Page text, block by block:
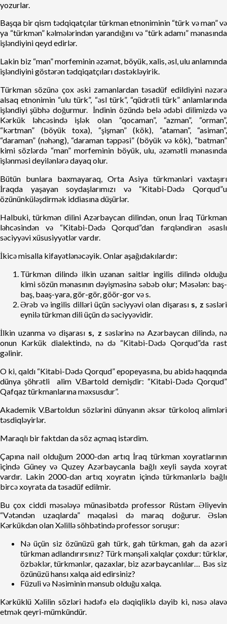
yozurlar.
Başqa bir qism tədqiqatçılar türkman etnoniminin “türk və man” və
ya “türkmən” kəlmələrindən yarandığını və “türk adamı” mənasında
işləndiyini qeyd edirlər.
Lakin biz “man” morfeminin əzəmət, böyük, xalis, əsl, ulu anlamında
işləndiyini göstərən tədqiqatçıları dəstəkləyirik.
Türkman sözünə çox əski zamanlardan təsadüf edildiyini nəzərə
alsaq etnonimin “ulu türk”, “əsl türk”, “qüdrətli türk” anlamlarında
işləndiyi şübhə doğurmur. İndinin özündə belə ədəbi dilimizdə və
Kərkük ləhcəsində işlək olan “qocaman”, “azman”, “orman”,
“kərtman” (böyük toxa), “şişman” (kök), “ataman”, “asiman”,
“daraman” (nəhəng), “daraman təppəsi” (böyük və kök), “batman”
kimi sözlərdə “man” morfeminin böyük, ulu, əzəmətli mənasında
işlənməsi deyilənlərə dayaq olur.
Bütün bunlara baxmayaraq, Orta Asiya türkmənləri vaxtaşırı
İraqda yaşayan soydaşlarımızı və “Kitabi-Dədə Qorqud”u
özününküləşdirmək iddiasına düşürlər.
Halbuki, türkmən dilini Azərbaycan dilindən, onun İraq Türkman
ləhcəsindən və “Kitabi-Dədə Qorqud”dan fərqləndirən əsaslı
səciyyəvi xüsusiyyətlər vardır.
İkicə misalla kifayətlənəcəyik. Onlar aşağıdakılardır:
Türkmən dilində ilkin uzanan saitlər ingilis dilində olduğu
kimi sözün mənasının dəyişməsinə səbəb olur; Məsələn: baş-
baş, baaş-yara, gör-gör, göör-gor və s.
Ərəb və ingilis dilləri üçün səciyyəvi olan dişarası s, z səsləri
eynilə türkmən dili üçün də səciyyəvidir.
İlkin uzanma və dişarası s, z səslərinə nə Azərbaycan dilində, nə
onun Kərkük dialektində, nə də “Kitabi-Dədə Qorqud”da rast
gəlinir.
O ki, qaldı “Kitabi-Dədə Qorqud” epopeyasına, bu abidə haqqında
dünya şöhrətli alim V.Bartold demişdir: “Kitabi-Dədə Qorqud”
Qafqaz türkmanlarına məxsusdur”.
Akademik V.Bartoldun sözlərini dünyanın əksər türkoloq alimləri
təsdiqləyirlər.
Maraqlı bir faktdan da söz açmaq istərdim.
Çapına nail olduğum 2000-dən artıq İraq türkman xoyratlarının
içində Güney və Quzey Azərbaycanla bağlı xeyli sayda xoyrat
vardır. Lakin 2000-dən artıq xoyratın içində türkmənlərlə bağlı
bircə xoyrata da təsadüf edilmir.
Bu çox ciddi məsələyə münasibətdə professor Rüstəm Əliyevin
“Vətəndən uzaqlarda” məqaləsi də maraq doğurur. Əslən
Kərkükdən olan Xəlillə söhbətində professor soruşur:
Nə üçün siz özünüzü gah türk, gah türkman, gah da azəri
türkman adlandırırsınız? Türk mənşəli xalqlar çoxdur: türklər,
özbəklər, türkmənlər, qazaxlar, biz azərbaycanlılar… Bəs siz
özünüzü hansı xalqa aid edirsiniz?
Füzuli və Nəsiminin mənsub olduğu xalqa.
Kərküklü Xəlilin sözləri hədəfə elə dəqiqliklə dəyib ki, nəsə əlavə
etmək qeyri-mümkündür.